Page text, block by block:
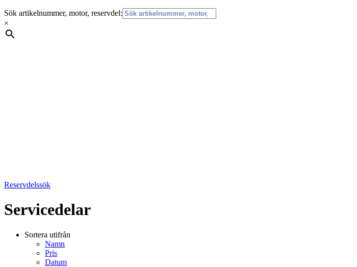
Sök artikelnummer, motor, reservdel:
×
Reservdelssök
Servicedelar
Sortera utifrån
Namn
Pris
Datum